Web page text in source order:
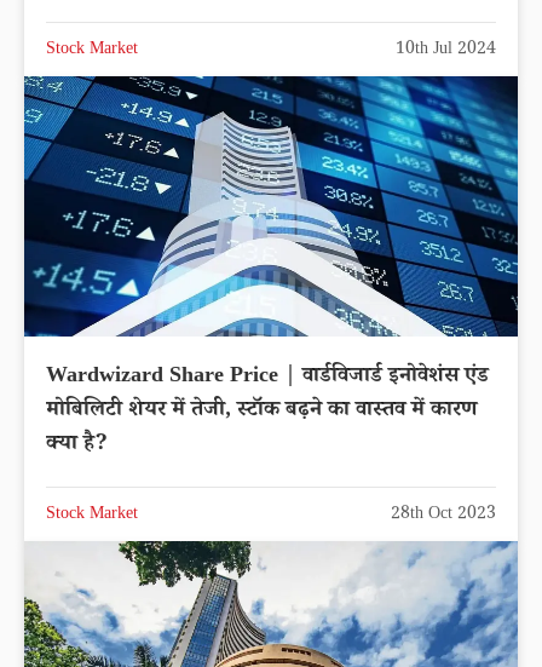
Stock Market 10th Jul 2024
Wardwizard Share Price | वार्डविजार्ड इनोवेशंस एंड
मोबिलिटी शेयर में तेजी, स्टॉक बढ़ने का वास्तव में कारण
क्या है?
Stock Market 28th Oct 2023